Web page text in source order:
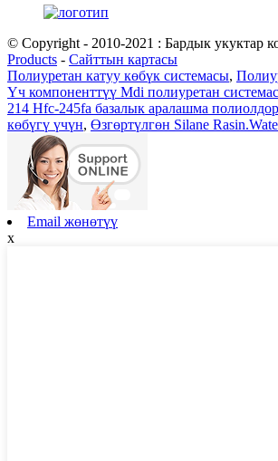
© Copyright - 2010-2021 : Бардык укуктар
Products - Сайттын картасы
Полиуретан катуу көбүк системасы,
Үч компоненттүү Mdi полиуретан
214 Hfc-245fa базалык аралашма полиолдор
көбүгү үчүн, Өзгөртүлгөн Silane
Email жөнөтүү
x